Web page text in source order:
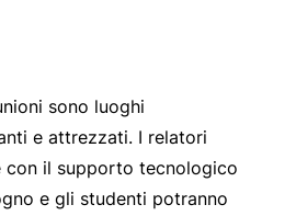
sono luoghi
e attrezzati. I relatori
con il supporto tecnologico
e gli studenti potranno